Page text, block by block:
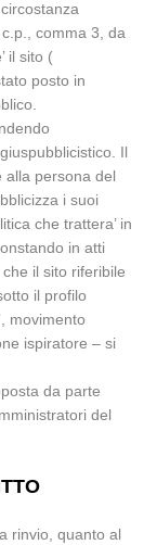
comma 3, da
il sito (
posto in
Il
alla persona del
i suoi
che trattera’ in
in atti
il sito riferibile
il profilo
movimento
ispiratore – si
da parte
del
rinvio, quanto al